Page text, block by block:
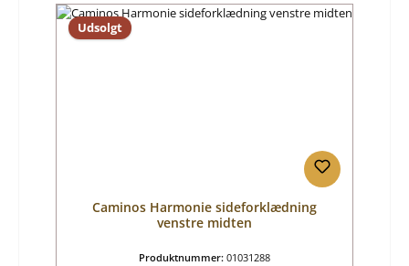
Udsolgt
Caminos Harmonie sideforklædning
venstre midten
Produktnummer: 01031288